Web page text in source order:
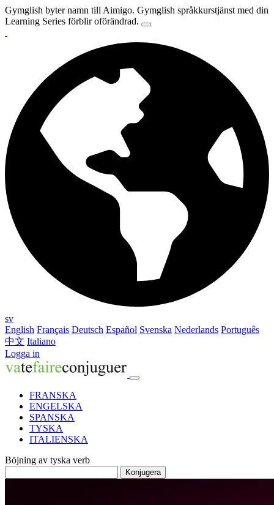
Gymglish byter namn till Aimigo. Gymglish språkkurstjänst med din
Learning Series förblir oförändrad.
sv
English Français Deutsch Español Svenska Nederlands Português
中文 Italiano
Logga in
FRANSKA
ENGELSKA
SPANSKA
TYSKA
ITALIENSKA
Böjning av tyska verb